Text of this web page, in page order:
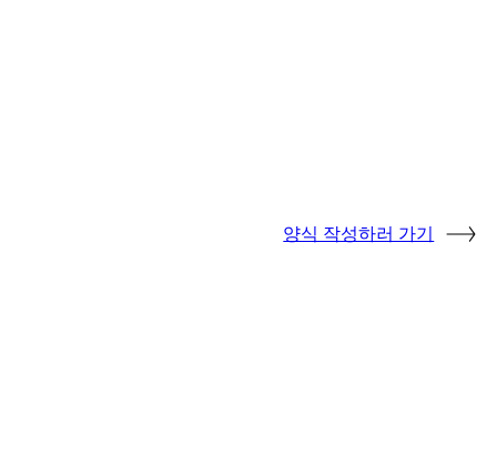
양식 작성하러 가기